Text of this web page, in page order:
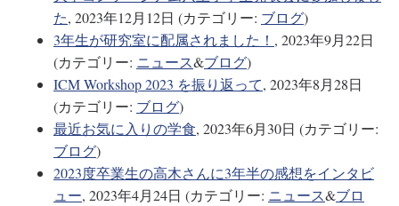
た, 2023年12月12日 (カテゴリー: ブログ)
3年生が研究室に配属されました！ , 2023年9月22日
(カテゴリー: ニュース&ブログ)
ICM Workshop 2023 を振り返って, 2023年8月28日
(カテゴリー: ブログ)
最近お気に入りの学食, 2023年6月30日 (カテゴリー:
ブログ)
2023度卒業生の高木さんに3年半の感想をインタビ
ュー, 2023年4月24日 (カテゴリー: ニュース&ブロ